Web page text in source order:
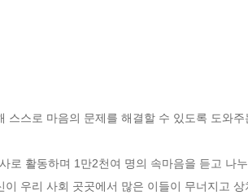
스스로 마음의 문제를 해결할 수 있도록 도와
로 활동하며 1만2천여 명의 속마음을 듣고 나
이 우리 사회 곳곳에서 많은 이들이 무너지고